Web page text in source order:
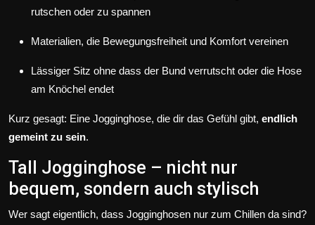
rutschen oder zu spannen
Materialien, die Bewegungsfreiheit und Komfort vereinen
Lässiger Sitz ohne dass der Bund verrutscht oder die Hose
am Knöchel endet
Kurz gesagt: Eine Jogginghose, die dir das Gefühl gibt, endlich
gemeint zu sein.
Tall Jogginghose – nicht nur
bequem, sondern auch stylisch
Wer sagt eigentlich, dass Jogginghosen nur zum Chillen da sind?